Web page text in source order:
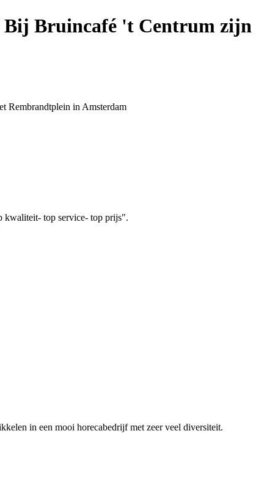
Bij Bruincafé 't Centrum zijn
Rembrandtplein in Amsterdam
kwaliteit- top service- top prijs".
in een mooi horecabedrijf met zeer veel diversiteit.